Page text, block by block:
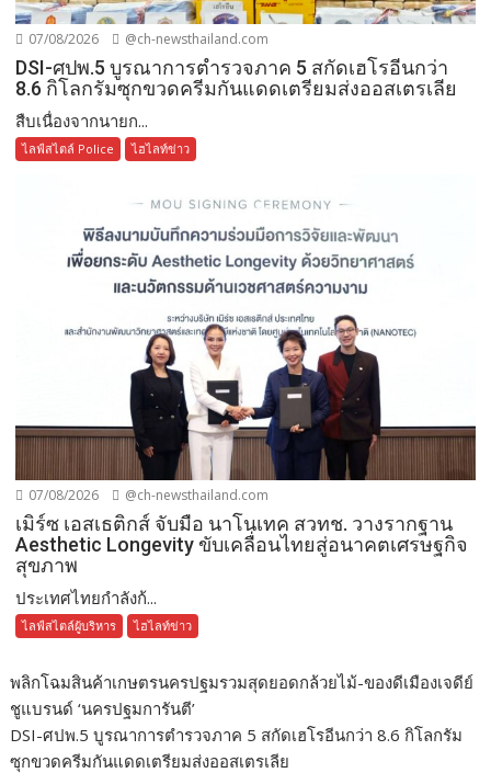
07/08/2026 @ch-newsthailand.com
DSI-ศปพ.5 บูรณาการตำรวจภาค 5 สกัดเฮโรอีนกว่า
8.6 กิโลกรัมซุกขวดครีมกันแดดเตรียมส่งออสเตรเลีย
สืบเนื่องจากนายก...
ไลฟ์สไตล์ Police ไฮไลท์ข่าว
07/08/2026 @ch-newsthailand.com
เมิร์ซ เอสเธติกส์ จับมือ นาโนเทค สวทช. วางรากฐาน
Aesthetic Longevity ขับเคลื่อนไทยสู่อนาคตเศรษฐกิจ
สุขภาพ
ประเทศไทยกำลังก้...
ไลฟ์สไตล์ผู้บริหาร ไฮไลท์ข่าว
พลิกโฉมสินค้าเกษตรนครปฐมรวมสุดยอดกล้วยไม้-ของดีเมืองเจดีย์
ชูแบรนด์ ‘นครปฐมการันตี’
DSI-ศปพ.5 บูรณาการตำรวจภาค 5 สกัดเฮโรอีนกว่า 8.6 กิโลกรัม
ซุกขวดครีมกันแดดเตรียมส่งออสเตรเลีย